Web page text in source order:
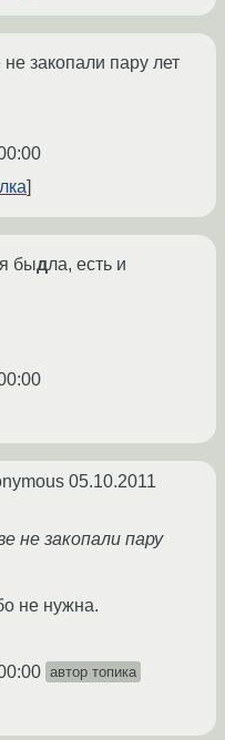
закопали пару лет
быдла, есть и
05.10.2011
не закопали пару
не нужна.
автор топика